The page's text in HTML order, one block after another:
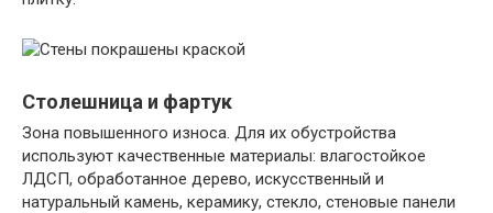
Столешница и фартук
Зона повышенного износа. Для их обустройства
используют качественные материалы: влагостойкое
ЛДСП, обработанное дерево, искусственный и
натуральный камень, керамику, стекло, стеновые панели